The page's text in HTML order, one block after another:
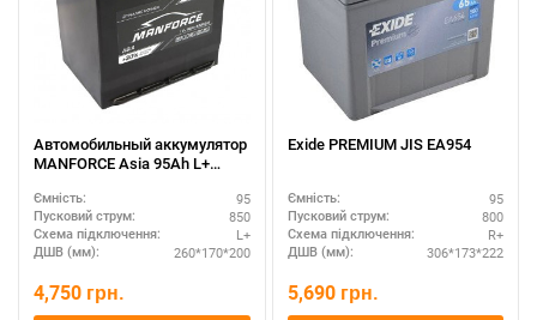
Автомобильный аккумулятор
MANFORCE Asia 95Ah L+
Ємність: 95
Пусковий струм: 850
Схема підключення: L+
ДШВ (мм): 260*170*200
4,750 грн.
Exide PREMIUM JIS EA954
Ємність: 95
Пусковий струм: 800
Схема підключення: R+
ДШВ (мм): 306*173*222
5,690 грн.